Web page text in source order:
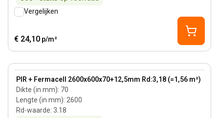
Vergelijken
€ 24,10 p/m²
PIR + Fermacell 2600x600x70+12,5mm Rd:3,18 (=1,56 m²)
Dikte (in mm): 70
Lengte (in mm): 2600
Rd-waarde: 3.18
View product